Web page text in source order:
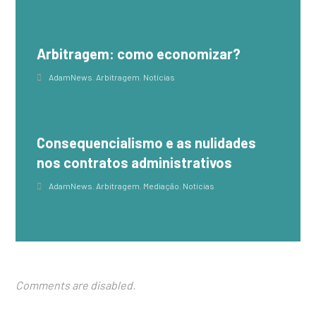
Arbitragem: como economizar?
AdamNews, Arbitragem, Notícias
Consequencialismo e as nulidades
nos contratos administrativos
AdamNews, Arbitragem, Mediação, Notícias
Comments are disabled.